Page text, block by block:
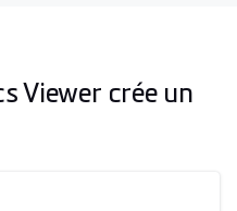
Viewer crée un